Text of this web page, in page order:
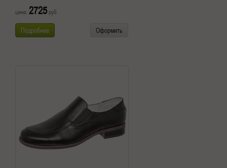
цена: 2725 руб.
Подробнее Оформить